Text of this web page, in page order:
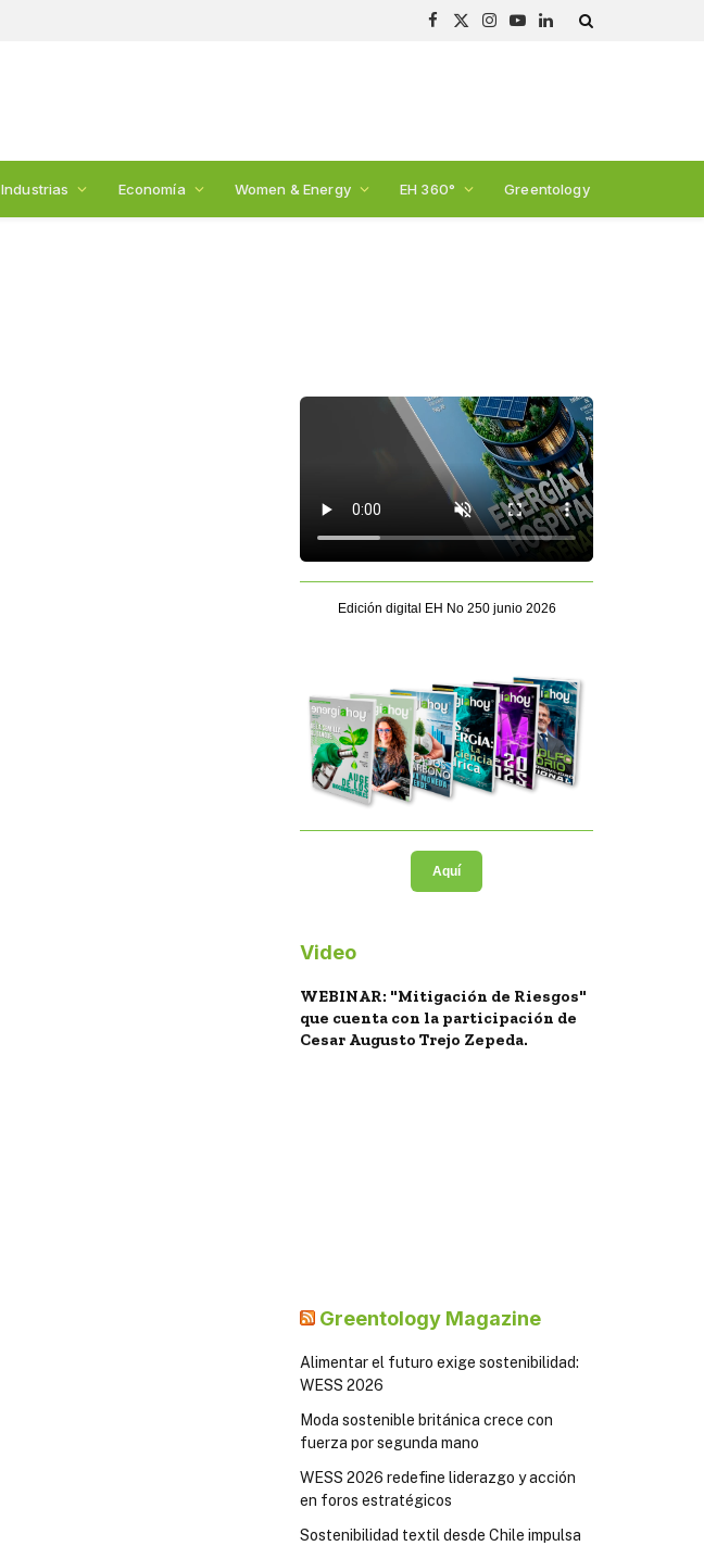
Facebook
X
Instagram
YouTubeLinkedIn
Industrias Economía Women & Energy EH 360° Greentology
Edición digital EH No 250 junio 2026
Aquí
Video
WEBINAR: "Mitigación de Riesgos"
que cuenta con la participación de
Cesar Augusto Trejo Zepeda.
Greentology Magazine
Alimentar el futuro exige sostenibilidad:
WESS 2026
Moda sostenible británica crece con
fuerza por segunda mano
WESS 2026 redefine liderazgo y acción
en foros estratégicos
Sostenibilidad textil desde Chile impulsa